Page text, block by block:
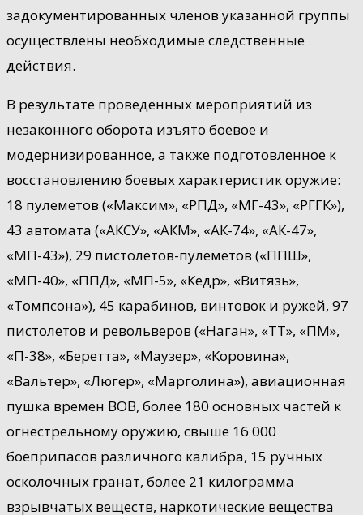
задокументированных членов указанной группы
осуществлены необходимые следственные
действия.
В результате проведенных мероприятий из
незаконного оборота изъято боевое и
модернизированное, а также подготовленное к
восстановлению боевых характеристик оружие:
18 пулеметов («Максим», «РПД», «МГ-43», «РГГК»),
43 автомата («АКСУ», «АКМ», «АК-74», «АК-47»,
«МП-43»), 29 пистолетов-пулеметов («ППШ»,
«МП-40», «ППД», «МП-5», «Кедр», «Витязь»,
«Томпсона»), 45 карабинов, винтовок и ружей, 97
пистолетов и револьверов («Наган», «ТТ», «ПМ»,
«П-38», «Беретта», «Маузер», «Коровина»,
«Вальтер», «Люгер», «Марголина»), авиационная
пушка времен ВОВ, более 180 основных частей к
огнестрельному оружию, свыше 16 000
боеприпасов различного калибра, 15 ручных
осколочных гранат, более 21 килограмма
взрывчатых веществ, наркотические вещества